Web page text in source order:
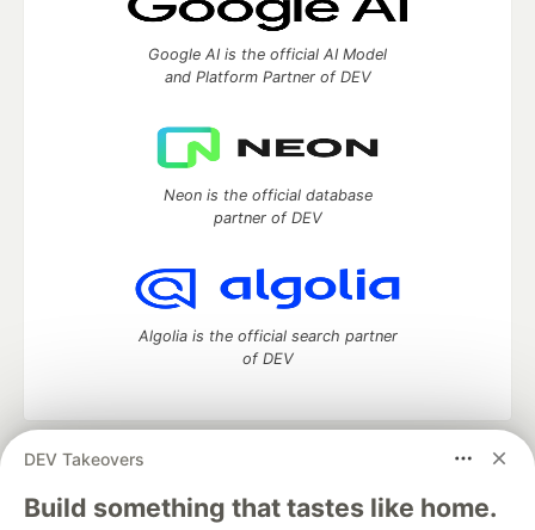
DEV Takeovers
Build something that tastes like home.
Google AI is the official AI Model
and Platform Partner of DEV
Neon is the official database
partner of DEV
Algolia is the official search partner
of DEV
DEV Community
— A space to discuss and keep up software
development and manage your software career
Home
DEV Challenges DEV++ Videos